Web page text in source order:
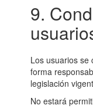
9.
Los usuarios se
forma
legislación
No estará